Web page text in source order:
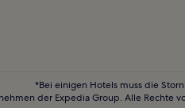
in Jequié
Paulo
*Bei einigen Hotels muss die
der Expedia Group. Alle Rechte